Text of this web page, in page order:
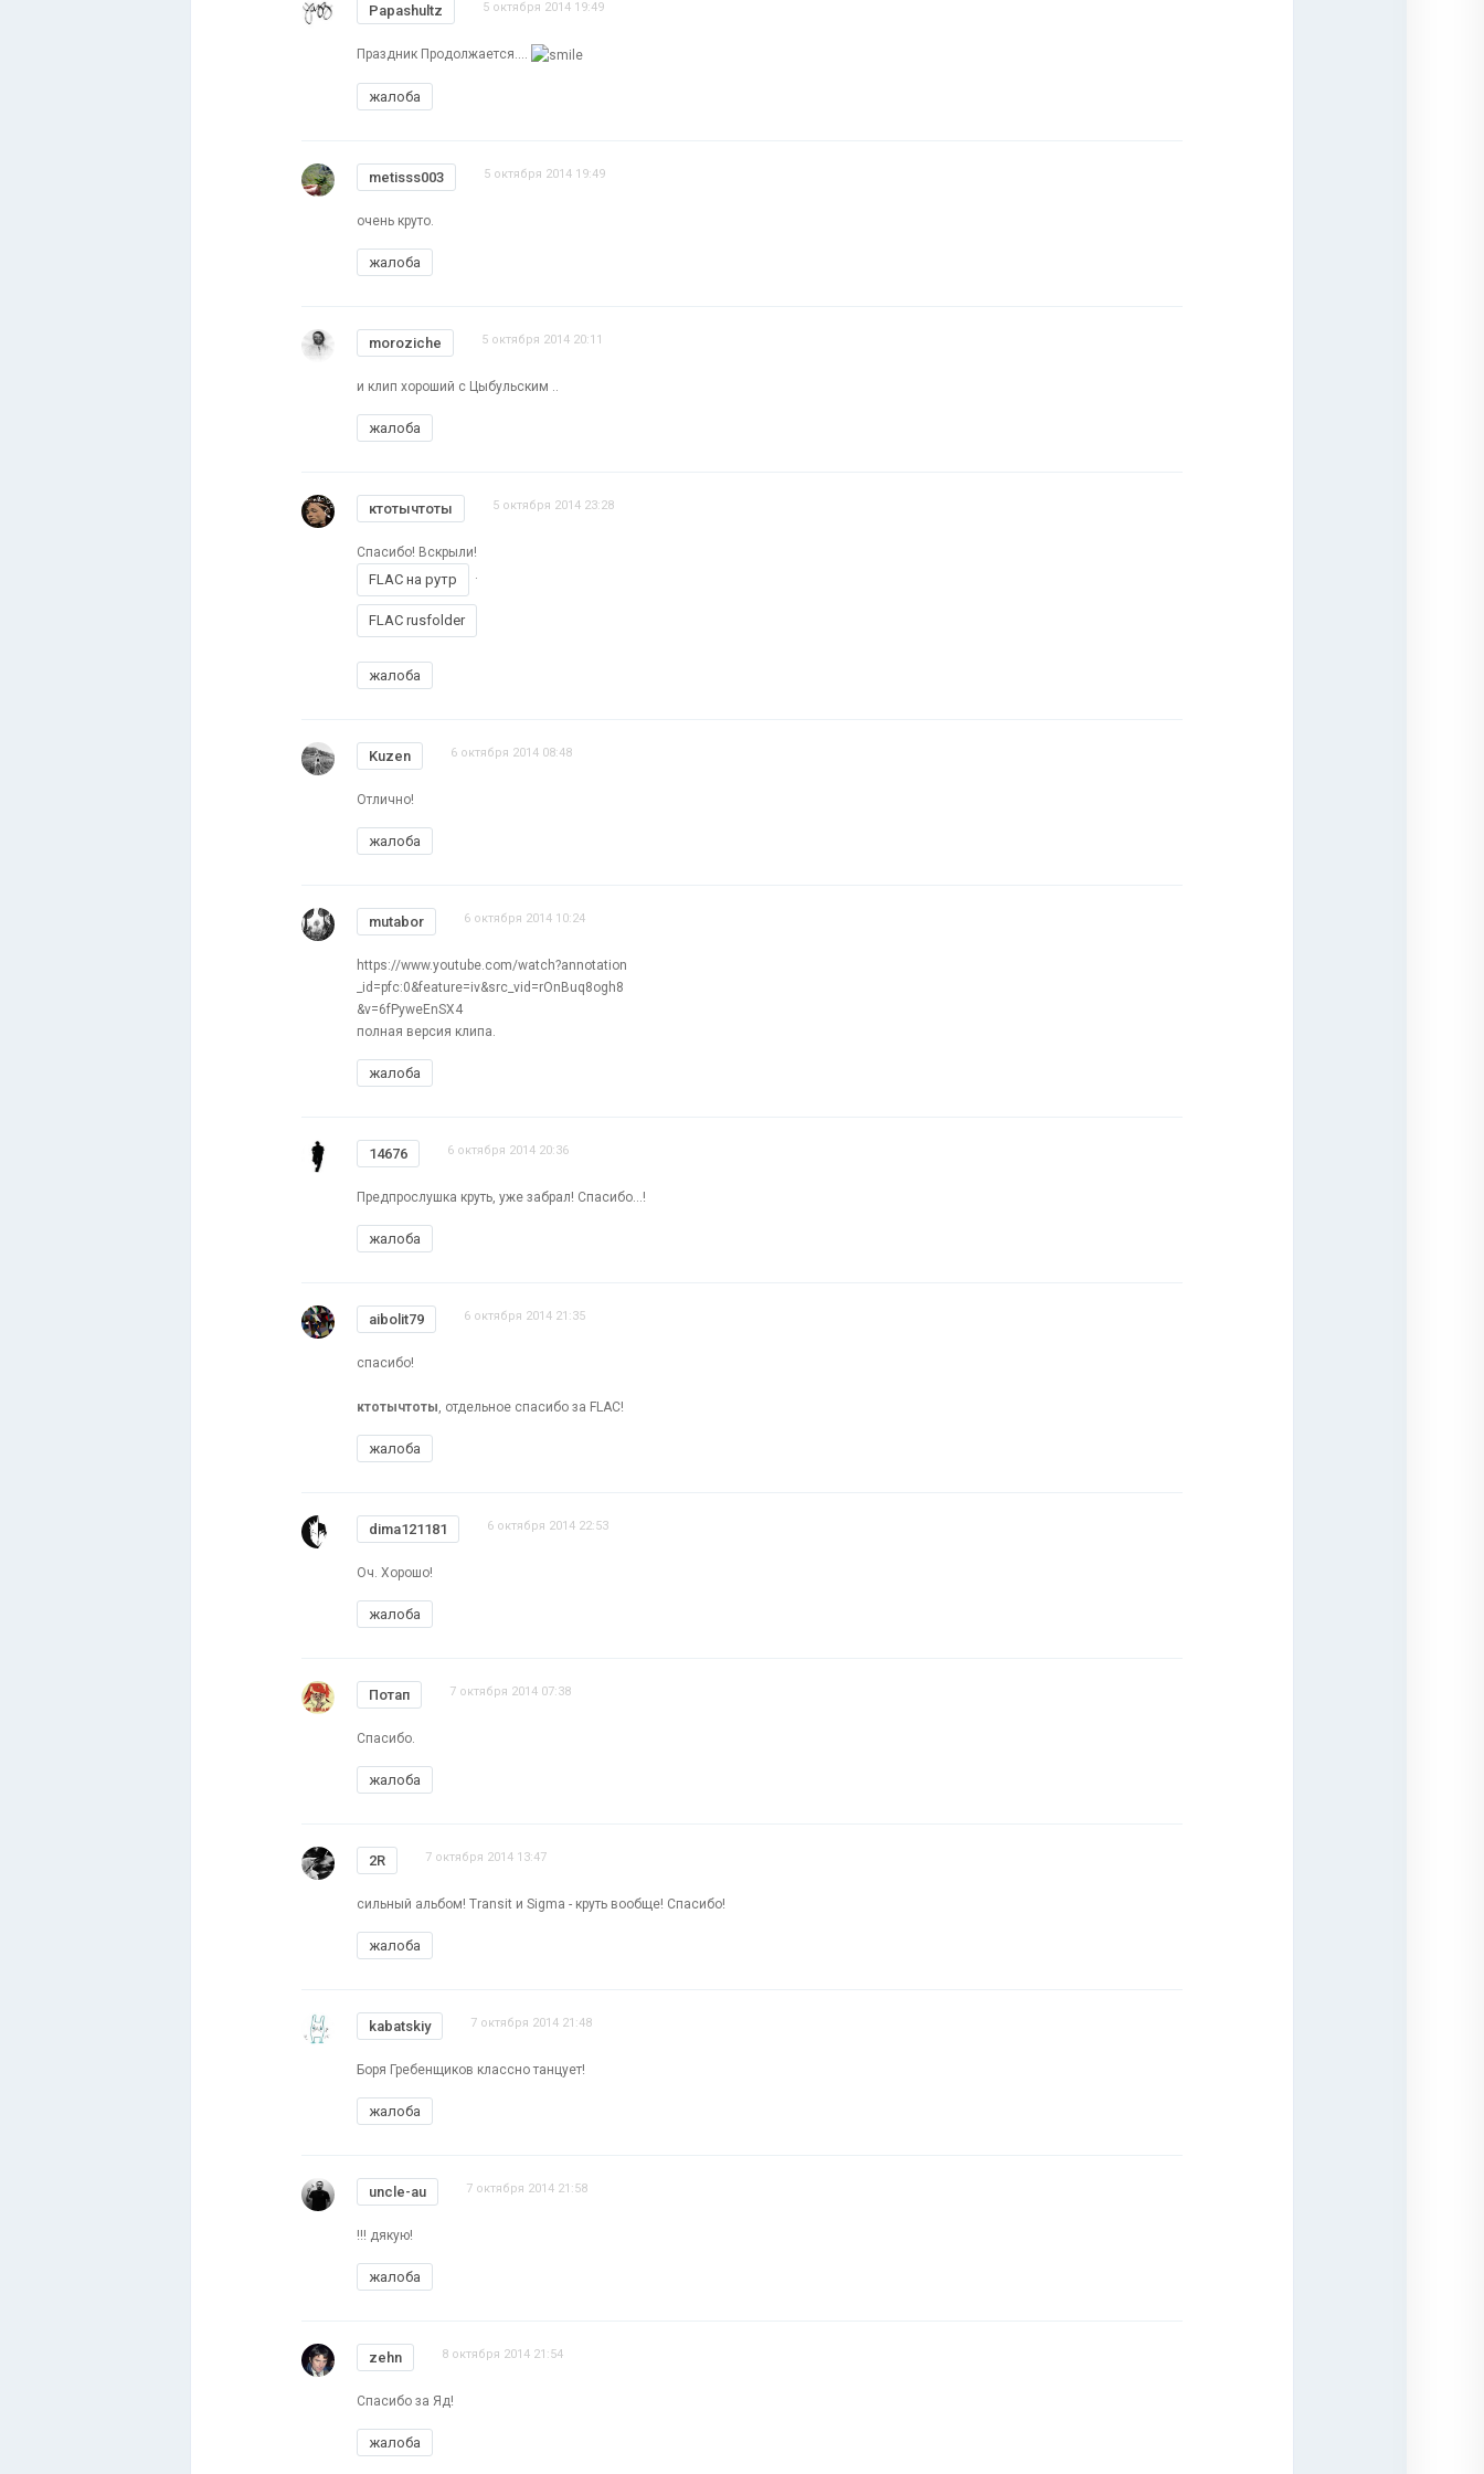
Papashultz 5 октября 2014 19:49
Праздник Продолжается....
жалоба
metisss003 5 октября 2014 19:49
очень круто.
жалоба
moroziche 5 октября 2014 20:11
и клип хороший с Цыбульским ..
жалоба
ктотычтоты 5 октября 2014 23:28
Спасибо! Вскрыли!
FLAC на рутр .
FLAC rusfolder
жалоба
Kuzen 6 октября 2014 08:48
Отлично!
жалоба
mutabor 6 октября 2014 10:24
https://www.youtube.com/watch?annotation
_id=pfc:0&feature=iv&src_vid=rOnBuq8ogh8
&v=6fPyweEnSX4
полная версия клипа.
жалоба
14676 6 октября 2014 20:36
Предпрослушка круть, уже забрал! Спасибо...!
жалоба
aibolit79 6 октября 2014 21:35
спасибо!
ктотычтоты, отдельное спасибо за FLAC!
жалоба
dima121181 6 октября 2014 22:53
Оч. Хорошо!
жалоба
Потап 7 октября 2014 07:38
Спасибо.
жалоба
2R 7 октября 2014 13:47
сильный альбом! Transit и Sigma - круть вообще! Спасибо!
жалоба
kabatskiy 7 октября 2014 21:48
Боря Гребенщиков классно танцует!
жалоба
uncle-au 7 октября 2014 21:58
!!! дякую!
жалоба
zehn 8 октября 2014 21:54
Спасибо за Яд!
жалоба